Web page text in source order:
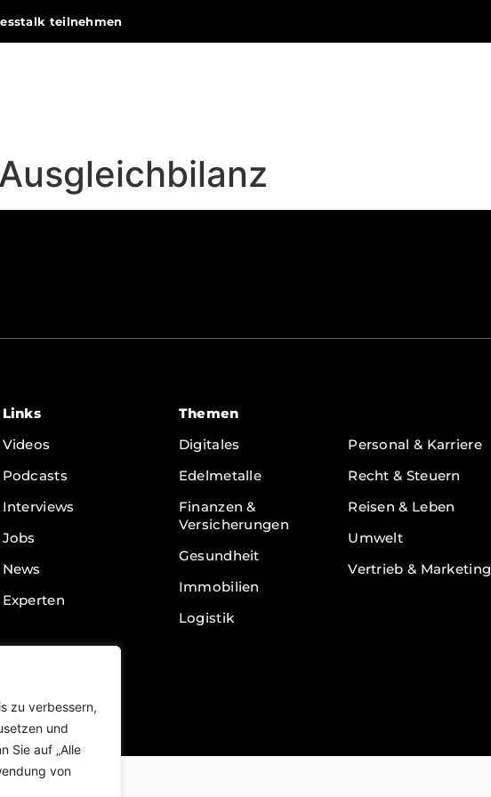
zu verbessern,
und
Sie auf „Alle
von
teilnehmen
Ausgleichbilanz
Links
Videos
Podcasts
Interviews
Jobs
News
Experten
Themen
Digitales
Edelmetalle
Finanzen &
Versicherungen
Gesundheit
Immobilien
Logistik
Personal & Karriere
Recht & Steuern
Reisen & Leben
Umwelt
Vertrieb & Marketing